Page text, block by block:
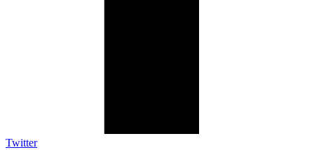
Twitter